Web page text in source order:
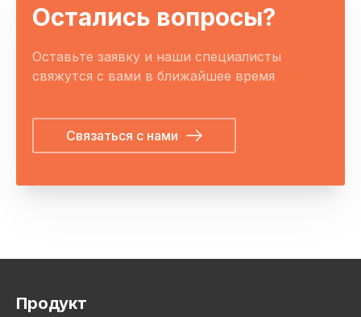
Остались вопросы?
Оставьте заявку и наши специалисты
свяжутся с вами в ближайшее время
Связаться с нами
Продукт